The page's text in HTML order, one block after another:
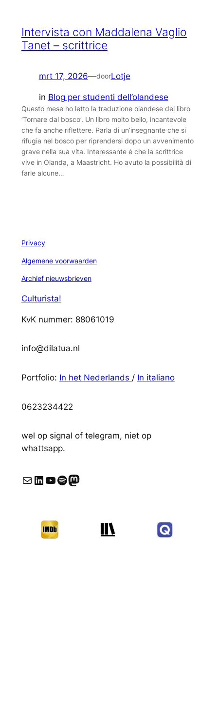
Intervista con Maddalena Vaglio
Tanet – scrittrice
mrt 17, 2026—doorLotje
in Blog per studenti dell’olandese
Questo mese ho letto la traduzione olandese del libro
‘Tornare dal bosco’. Un libro molto bello, incantevole
che fa anche riflettere. Parla di un’insegnante che si
rifugia nel bosco per riprendersi dopo un avvenimento
grave nella sua vita. Interessante è che la scrittrice
vive in Olanda, a Maastricht. Ho avuto la possibilità di
farle alcune…
Privacy
Algemene voorwaarden
Archief nieuwsbrieven
Culturista!
KvK nummer: 88061019
info@dilatua.nl
Portfolio: In het Nederlands / In italiano
0623234422
wel op signal of telegram, niet op
whattsapp.
E-mail LinkedIn YouTube Spotify Mastodon